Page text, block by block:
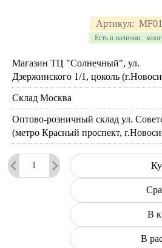
Артикул:
Есть в наличии:
Магазин ТЦ "Солнечный", ул.
Дзержинского 1/1, цоколь
Склад Москва
Оптово-розничный склад ул.
(метро Красный проспект,
В
В